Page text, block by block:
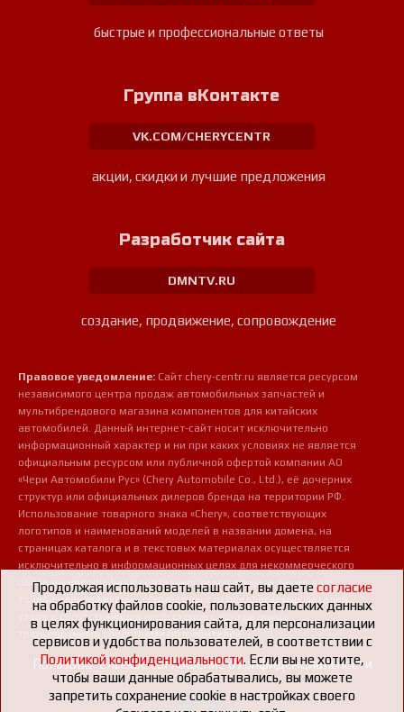
быстрые и профессиональные ответы
Группа вКонтакте
VK.COM/CHERYCENTR
акции, скидки и лучшие предложения
Разработчик сайта
DMNTV.RU
создание, продвижение, сопровождение
Правовое уведомление: Сайт chery-centr.ru является ресурсом
независимого центра продаж автомобильных запчастей и
мультибрендового магазина компонентов для китайских
автомобилей. Данный интернет-сайт носит исключительно
информационный характер и ни при каких условиях не является
официальным ресурсом или публичной офертой компании АО
«Чери Автомобили Рус» (Chery Automobile Co., Ltd.), её дочерних
структур или официальных дилеров бренда на территории РФ.
Использование товарного знака «Chery», соответствующих
логотипов и наименований моделей в названии домена, на
страницах каталога и в текстовых материалах осуществляется
исключительно в информационных целях для некоммерческого
обозначения профиля деятельности магазина, а также для
точной идентификации совместимости предлагаемых деталей,
узлов и сопутствующих аксессуаров с конкретными
транспортными средствами потребителей.
Пользовательское соглашение о конфиденциальности
Продолжая использовать наш сайт, вы даетесогласие
на обработку файлов cookie, пользовательских данных
в целях функционирования сайта, для персонализации
сервисов и удобства пользователей, в соответствии с
Политикой конфиденциальности. Если вы не хотите,
чтобы ваши данные обрабатывались, вы можете
запретить сохранение cookie в настройках своего